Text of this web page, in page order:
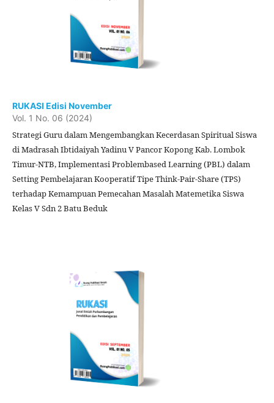
RUKASI Edisi November
Vol. 1 No. 06 (2024)
Strategi Guru dalam Mengembangkan Kecerdasan Spiritual Siswa
di Madrasah Ibtidaiyah Yadinu V Pancor Kopong Kab. Lombok
Timur-NTB, Implementasi Problembased Learning (PBL) dalam
Setting Pembelajaran Kooperatif Tipe Think-Pair-Share (TPS)
terhadap Kemampuan Pemecahan Masalah Matemetika Siswa
Kelas V Sdn 2 Batu Beduk